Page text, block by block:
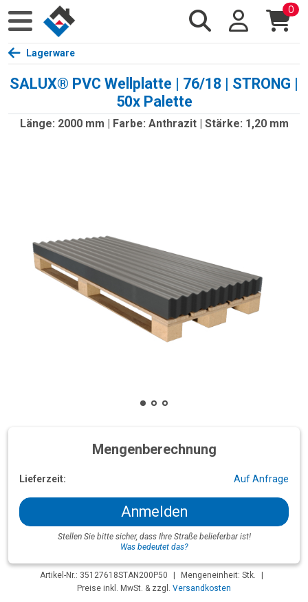
0
Lagerware
SALUX® PVC Wellplatte | 76/18 | STRONG |
50x Palette
Länge: 2000 mm | Farbe: Anthrazit | Stärke: 1,20 mm
Mengenberechnung
Lieferzeit: Auf Anfrage
Anmelden
Stellen Sie bitte sicher, dass Ihre Straße belieferbar ist!
Was bedeutet das?
Artikel-Nr.: 35127618STAN200P50 Mengeneinheit: Stk.
Preise inkl. MwSt. & zzgl. Versandkosten